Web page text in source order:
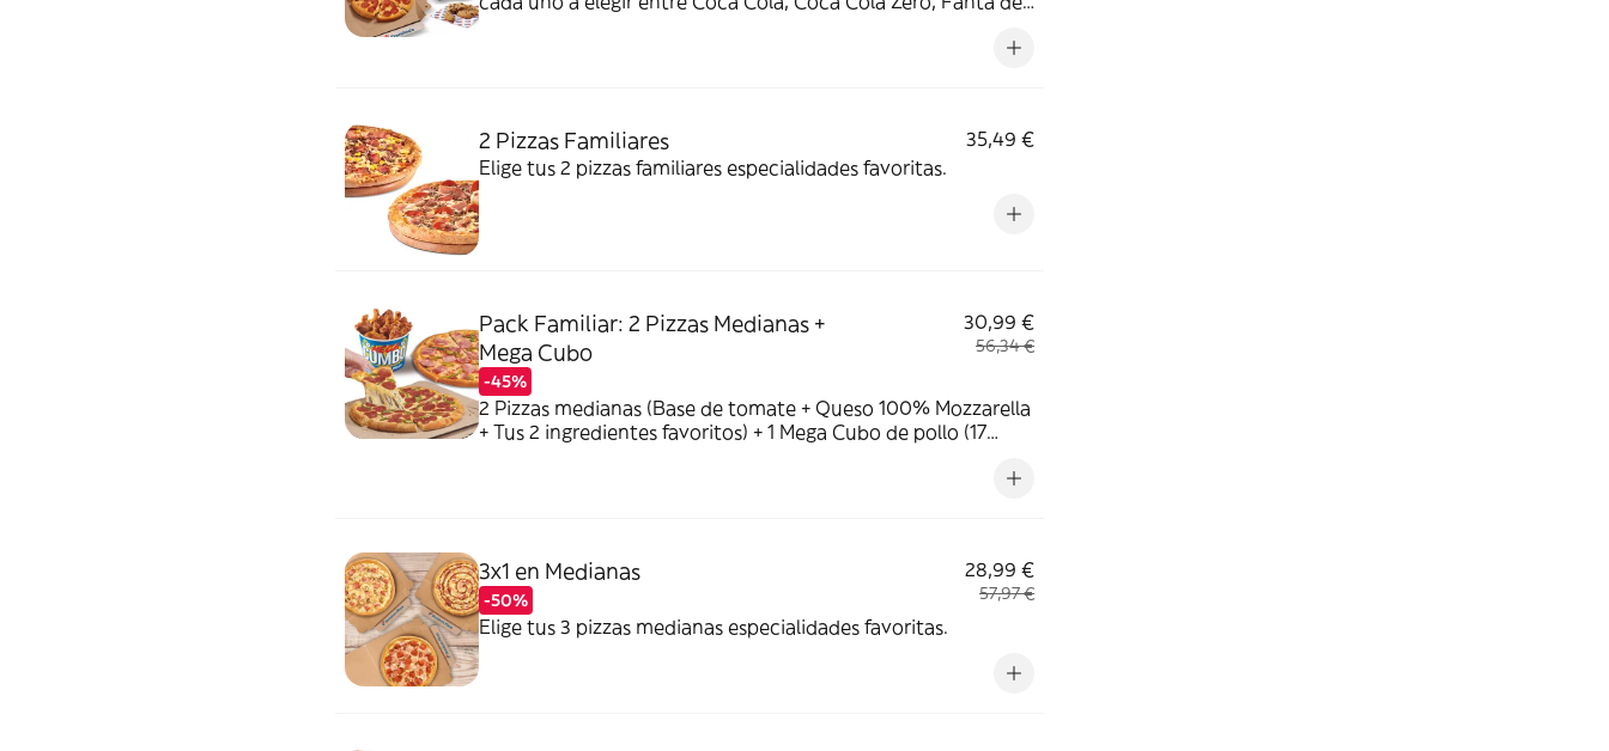
2 Pizzas Familiares
35,49 €
Elige tus 2 pizzas familiares especialidades favoritas.
Pack Familiar: 2 Pizzas Medianas +
Mega Cubo
-45%
30,99 €
56,34 €
2 Pizzas medianas (Base de tomate + Queso 100% Mozzarella
+ Tus 2 ingredientes favoritos) + 1 Mega Cubo de pollo (17
3x1 en Medianas
-50%
28,99 €
57,97 €
Elige tus 3 pizzas medianas especialidades favoritas.